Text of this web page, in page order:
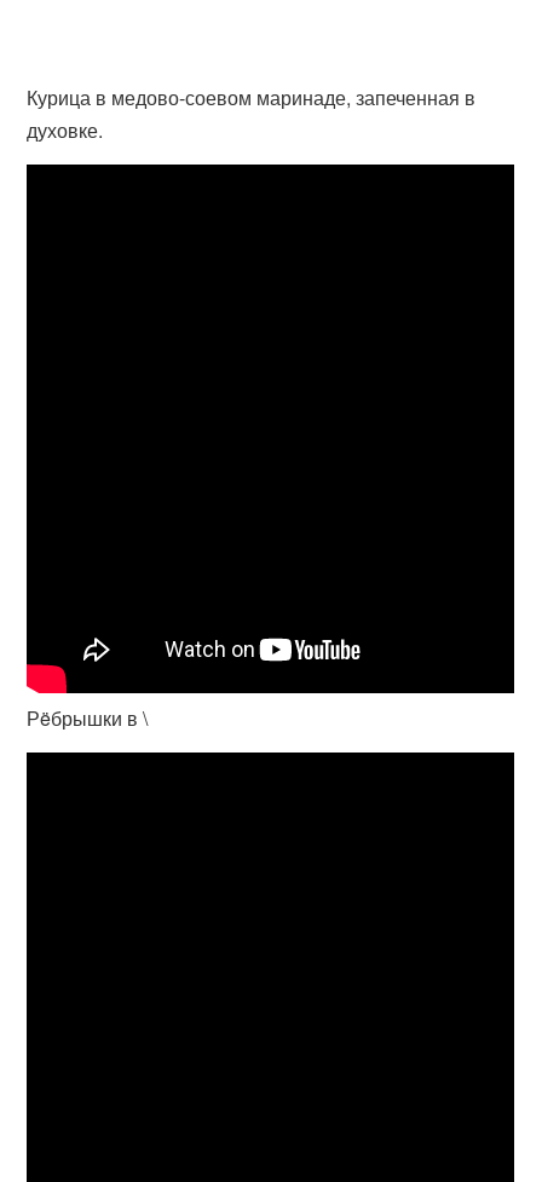
Курица в медово-соевом маринаде, запеченная в
духовке.
Рëбрышки в \